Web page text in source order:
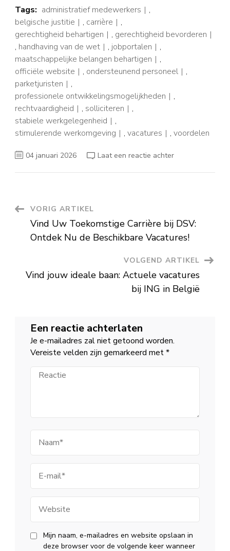
Tags: administratief medewerkers
,
belgische justitie
, carrière
,
gerechtigheid behartigen
, gerechtigheid bevorderen
, handhaving van de wet , jobportalen
,
maatschappelijke belangen behartigen
,
officiële website
, ondersteunend personeel
,
parketjuristen
,
professionele ontwikkelingsmogelijkheden
,
rechtvaardigheid
, solliciteren
,
stabiele werkgelegenheid
,
stimulerende werkomgeving
, vacatures , voordelen
04 januari 2026 Laat een reactie achterop
Berichtnavigatie
VORIG ARTIKEL
Vind Uw Toekomstige Carrière bij DSV:
Ontdek Nu de Beschikbare Vacatures!
VOLGEND ARTIKEL
Vind jouw ideale baan: Actuele vacatures
bij ING in België
Een reactie achterlaten
Je e-mailadres zal niet getoond worden.
Vereiste velden zijn gemarkeerd met*
Reactie
mail
Mijn naam, e-mailadres en website opslaan in
deze browser voor de volgende keer wanneer